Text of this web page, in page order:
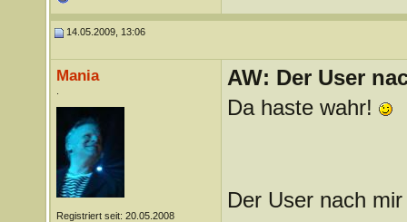
14.05.2009, 13:06
Mania
Registriert seit: 20.05.2008
AW: Der User
Da haste wahr!
Der User nach